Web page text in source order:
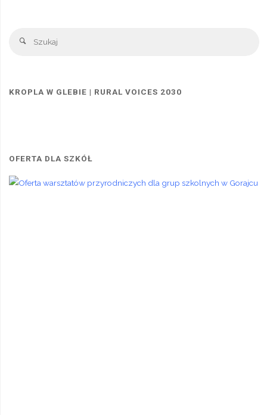
Radrużu"
Szukaj
KROPLA W GLEBIE | RURAL VOICES 2030
OFERTA DLA SZKÓŁ